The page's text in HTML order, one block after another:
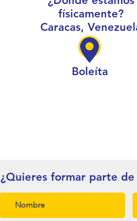
físicamente?
Caracas,
Boleíta
¿Quieres formar parte de